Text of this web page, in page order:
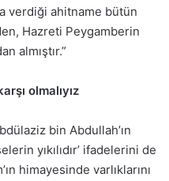
verdiği ahitname bütün
Hazreti Peygamberin
almıştır.”
olmalıyız
bin Abdullah’ın
yıkılıdır’ ifadelerini de
himayesinde varlıklarını